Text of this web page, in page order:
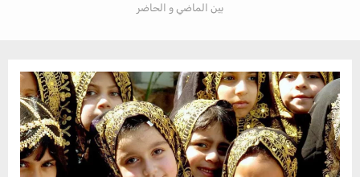
بين الماضي و الحاضر